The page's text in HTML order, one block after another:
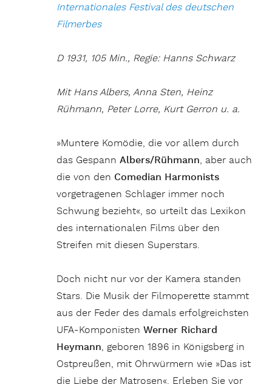
Internationales Festival des deutschen
Filmerbes
D ­1931­, ­105 Min., Regie: Hanns Schwarz
Mit Hans Albers, Anna Sten, Heinz
Rühmann, Peter Lorre, Kurt Gerron u. a.
»Muntere Komödie, die vor allem durch
das GespannAlbers/Rühmann, aber auch
die von den Comedian Harmonists
vorgetragenen Schlager immer noch
Schwung bezieht«, so urteilt das Lexikon
des internationalen Films über den
Streifen mit diesen Superstars.
Doch nicht nur vor der Kamera standen
Stars. Die Musik der Filmoperette stammt
aus der Feder des damals erfolgreichsten
UFA-KomponistenWerner Richard
Heymann, geboren 1896 in Königsberg in
Ostpreußen, mit Ohrwürmern wie »Das ist
die Liebe der Matrosen«. Erleben Sie vor